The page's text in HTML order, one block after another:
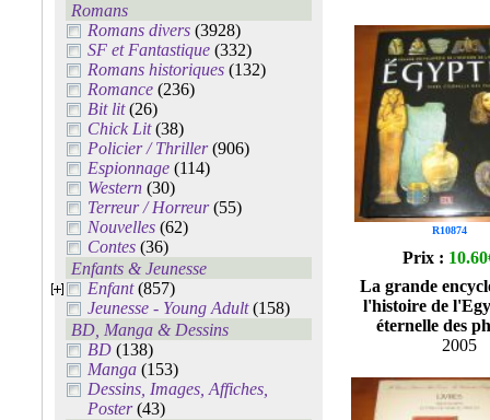
Romans
Romans divers (3928)
SF et Fantastique (332)
Romans historiques (132)
Romance (236)
Bit lit(26)
Chick Lit(38)
Policier / Thriller(906)
Espionnage (114)
Western (30)
Terreur / Horreur(55)
Nouvelles (62)
Contes (36)
Enfants & Jeunesse
Enfant(857)
Jeunesse - Young Adult(158)
BD, Manga & Dessins
BD (138)
Manga (153)
Dessins, Images, Affiches,
Poster(43)
R10874
Prix :
La grande
l'histoire de
éternelle des
2005